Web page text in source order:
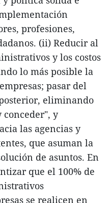
profesiones,
(ii) Reducir al
y los costos
lo más posible la
pasar del
eliminando
conceder", y
las agencias y
que asuman la
de asuntos. En
que el 100% de
se realicen en